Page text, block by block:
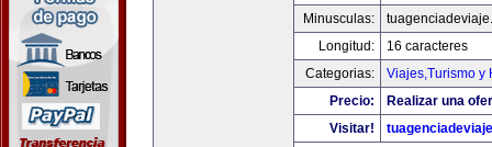
Minusculas:
Longitud:
16 caracteres
Categorias:
Viajes,Turismo y
Precio:
Realizar una
Visitar!